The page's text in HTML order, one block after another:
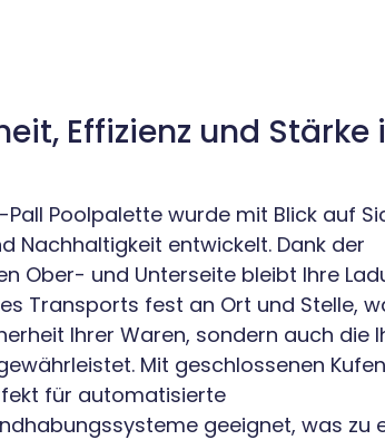
Effizienz und Stärke
Pall Poolpalette wurde mit Blick auf
Nachhaltigkeit entwickelt. Dank der
Ober- und Unterseite bleibt Ihre
Transports fest an Ort und Stelle,
Ihrer Waren, sondern auch die
Mit geschlossenen
für automatisierte
geeignet, was zu